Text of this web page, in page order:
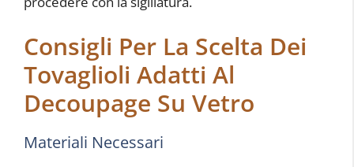
Consigli Per La Scelta Dei
Tovaglioli Adatti Al
Decoupage Su Vetro
Materiali Necessari